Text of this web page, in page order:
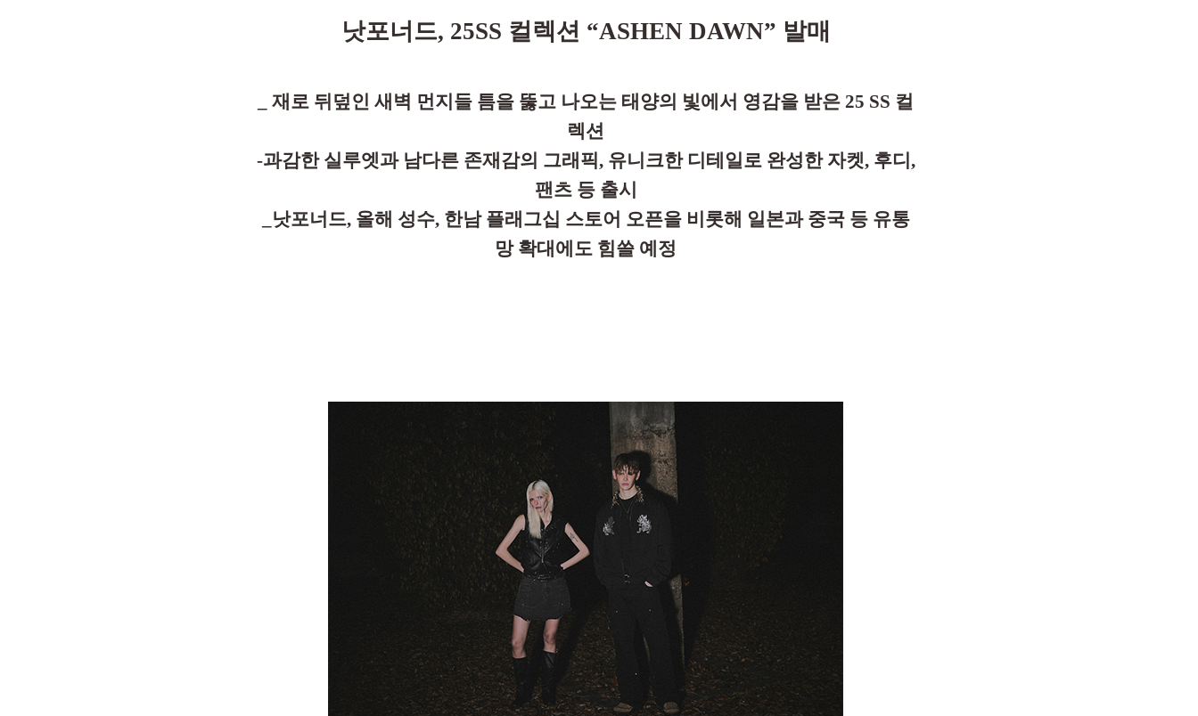
낫포너드, 25SS 컬렉션 “ASHEN DAWN” 발매
_ 재로 뒤덮인 새벽 먼지들 틈을 뚫고 나오는 태양의 빛에서 영감을 받은 25 SS 컬
렉션
-과감한 실루엣과 남다른 존재감의 그래픽, 유니크한 디테일로 완성한 자켓, 후디,
팬츠 등 출시
_낫포너드, 올해 성수, 한남 플래그십 스토어 오픈을 비롯해 일본과 중국 등 유통
망 확대에도 힘쓸 예정